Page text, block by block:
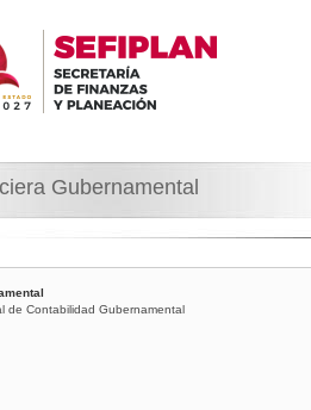
Gubernamental
de Contabilidad Gubernamental